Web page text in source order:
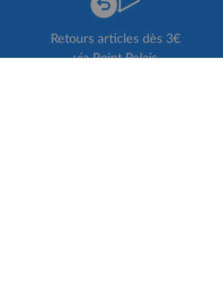
Retours articles dès 3€
via Point Relais